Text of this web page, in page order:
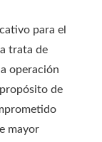
para el
trata de
operación
de
mayor